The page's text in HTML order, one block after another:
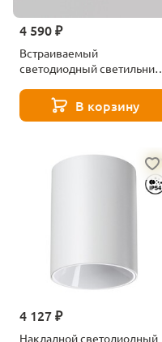
4 590 ₽
Встраиваемый
светодиодный светильник
L200-7W3K-BBSВ корзину
4 127 ₽
Накладной светодиодный